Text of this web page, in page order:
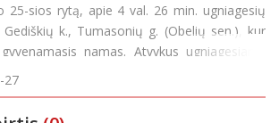
25-sios rytą, apie 4 val. 26 min. ugniagesių
k., Tumasonių g. (Obelių sen.), kur
namas. Atvykus ugniagesiams
liepsna. Gaisro metu išdegė namo vidus,
stogas, pusė perdangos s
27